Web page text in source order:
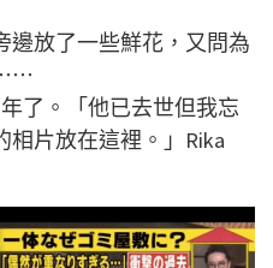
邊放了一些鮮花，又問為
⋯⋯
了。「他已去世但我忘
相片放在這裡。」Rika